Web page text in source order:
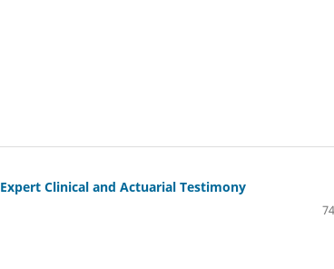
Clinical and Actuarial Testimony